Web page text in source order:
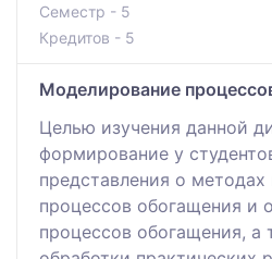
Семестр - 5
Кредитов - 5
Моделирование
Целью изучения данной
формирование у
представления о
процессов обогащения и
процессов обогащения, а